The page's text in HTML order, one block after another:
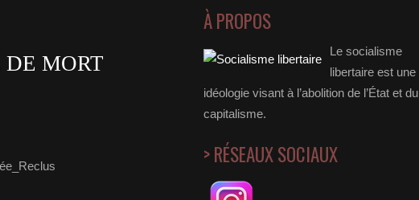
MORT
À PROPOS
Le socialisme
libertaire est une
idéologie visant à l’abolition de l’État et du
capitalisme.
> RÉSEAUX SOCIAUX